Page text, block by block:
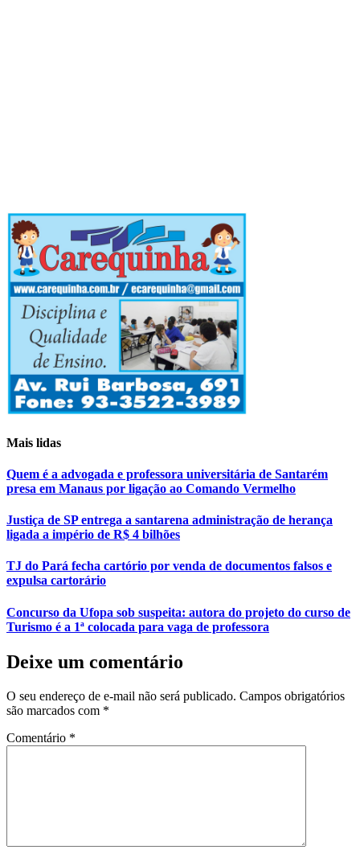
Mais lidas
Quem é a advogada e professora universitária de Santarém
presa em Manaus por ligação ao Comando Vermelho
Justiça de SP entrega a santarena administração de herança
ligada a império de R$ 4 bilhões
TJ do Pará fecha cartório por venda de documentos falsos e
expulsa cartorário
Concurso da Ufopa sob suspeita: autora do projeto do curso de
Turismo é a 1ª colocada para vaga de professora
Deixe um comentário
O seu endereço de e-mail não será publicado. Campos obrigatórios
são marcados com *
Comentário *